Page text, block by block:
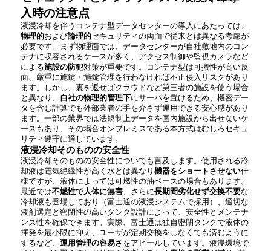
入時の注意点
液浸冷却を伴うコンテナ型データセンターの導入にあたっては、
物理的および論理的セキュリティの両面で従来とは異なる考慮が
必要です。まず物理面では、データセンターが自社敷地内のコン
テナに収容されるケースが多く、アクセス制御や監視カメラなど
による施設の防犯対策が重要です。コンテナ型は可搬性が高い反
面、厳重に施錠・施錠管理を行わなければ不正侵入リスクがあり
ます。しかし、裏を返せばクラウドなど第三者の施設を使う場合
と異なり、
自社の物理的管理下にサーバを置けるため、機密デー
タを含む計算でも外部業者の手を介さず運用できる安心感があり
ます​。一部の業界では法規制上データを国内施設から出せないケ
ースもあり、その場合オンプレミスである本方式はむしろセキュ
リティ遵守に適しています。
液浸冷却そのものの安全性
液浸冷却そのものの安全性についても言及します。使用される冷
却液は電気絶縁性が高く水とは異なり機器をショートさせない仕
様ですが、液体によっては可燃性の油ベースの場合もあります。
最近では不燃性で人体に無害、さらに長期間劣化せず交換不要な
冷却液も登場しており（富士通の液浸システムで採用）、適切な
液剤選定と密閉性の高いタンク設計によって、安全性とメンテナ
ンス性を確保できます。実際、富士通は独自密閉タンクで液体の
揮発を最小限に抑え、ユーザが定期交換をしなくても済むように
するなど、運用管理の容易さ をアピールしています​。液浸環境で